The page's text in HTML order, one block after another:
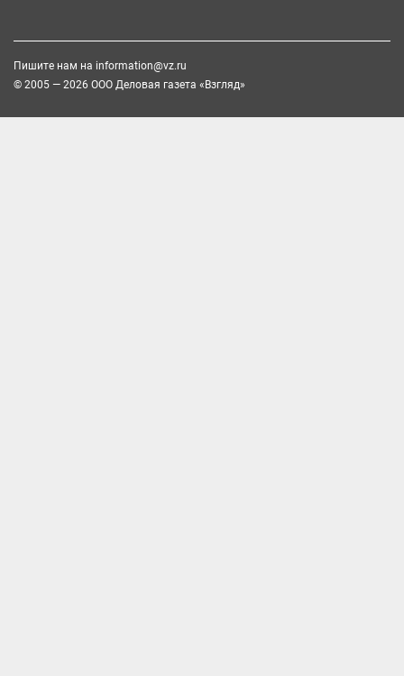
Пишите нам на information@vz.ru
© 2005 — 2026 ООО Деловая газета «Взгляд»